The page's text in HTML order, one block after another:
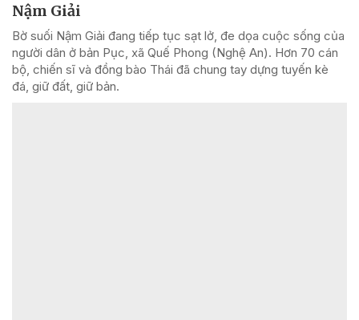
Nậm Giải
Bờ suối Nậm Giải đang tiếp tục sạt lở, đe dọa cuộc sống của
người dân ở bản Pục, xã Quế Phong (Nghệ An). Hơn 70 cán
bộ, chiến sĩ và đồng bào Thái đã chung tay dựng tuyến kè
đá, giữ đất, giữ bản.